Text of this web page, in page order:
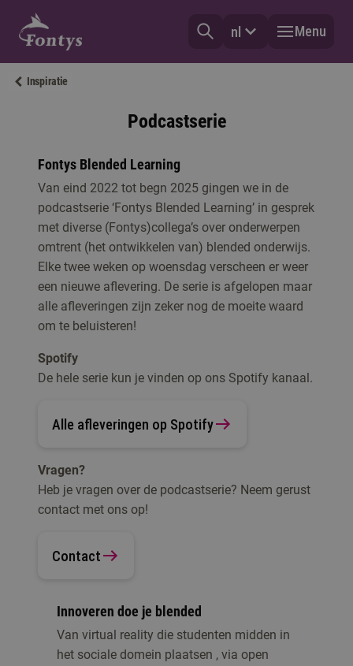
nl Menu
Inspiratie
Podcastserie
Fontys Blended Learning
Van eind 2022 tot begn 2025 gingen we in de
podcastserie ‘Fontys Blended Learning’ in gesprek
met diverse (Fontys)collega’s over onderwerpen
omtrent (het ontwikkelen van) blended onderwijs.
Elke twee weken op woensdag verscheen er weer
een nieuwe aflevering. De serie is afgelopen maar
alle afleveringen zijn zeker nog de moeite waard
om te beluisteren!
Spotify
De hele serie kun je vinden op ons Spotify kanaal.
Alle afleveringen op Spotify
Vragen?
Heb je vragen over de podcastserie? Neem gerust
contact met ons op!
Contact
Innoveren doe je blended
Van virtual reality die studenten midden in
het sociale domein plaatsen , via open